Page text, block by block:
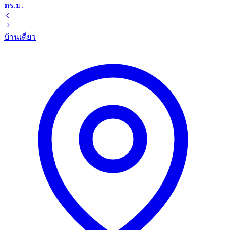
ตร.ม.
บ้านเดี่ยว